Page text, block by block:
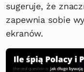
sugeruje, że
zapewnia sobie
ekranów.